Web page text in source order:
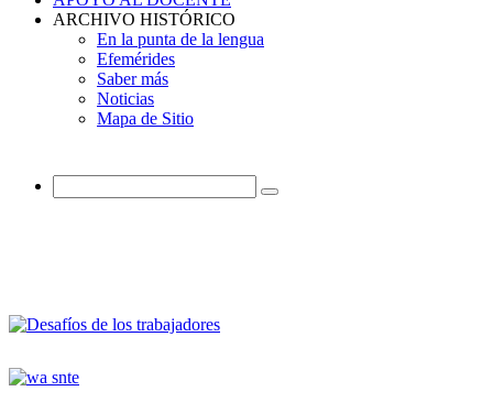
ARCHIVO HISTÓRICO
En la punta de la lengua
Efemérides
Saber más
Noticias
Mapa de Sitio